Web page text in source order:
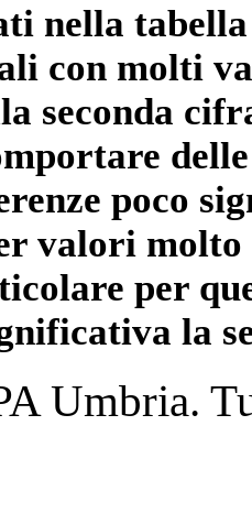
nella
con molti
seconda
poco
valori
per
la
Umbria.